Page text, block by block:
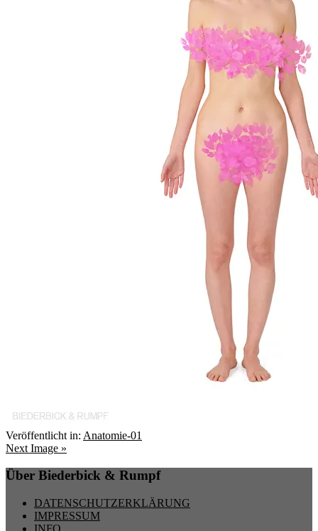
Veröffentlicht in: Anatomie-01
Next Image »
Über Biederbick & Rumpf
DATENSCHUTZERKLÄRUNG
IMPRESSUM